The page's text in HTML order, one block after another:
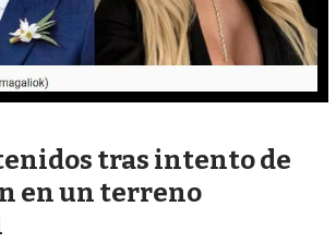
tras intento de
en un terreno